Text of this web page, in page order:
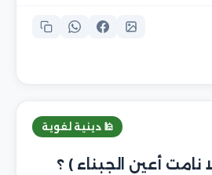
🕌 دينية لغوية
نامت أعين الجبناء ) ؟